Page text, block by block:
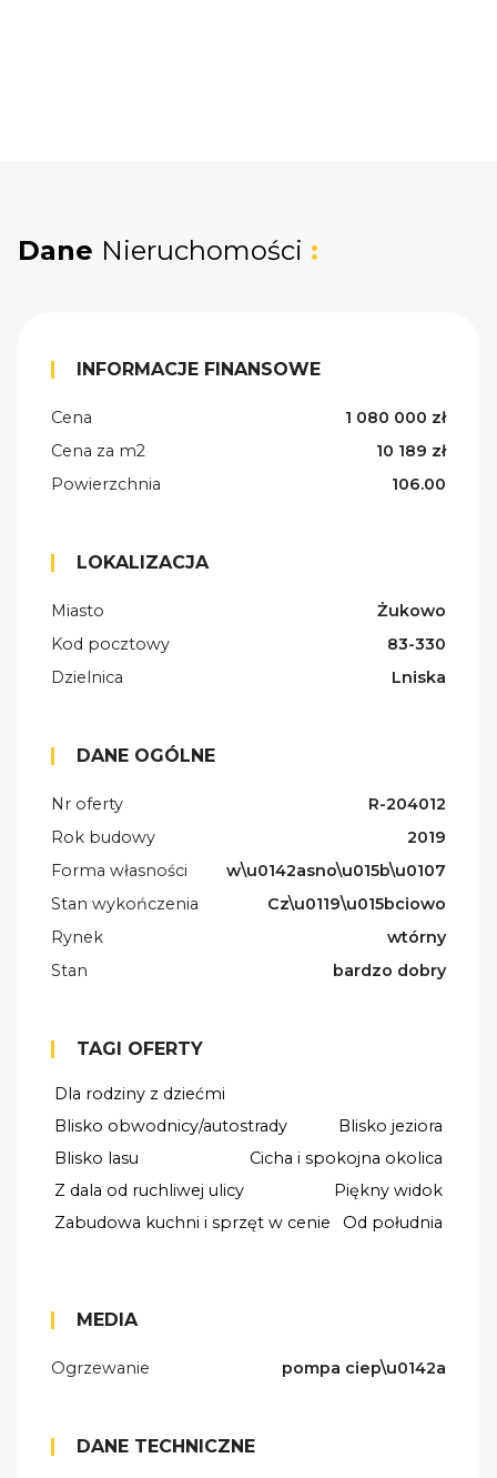
Dane Nieruchomości :
INFORMACJE FINANSOWE
Cena
1 080 000 zł
Cena za m2
10 189 zł
Powierzchnia
106.00
LOKALIZACJA
Miasto
Żukowo
Kod pocztowy
83-330
Dzielnica
Lniska
DANE OGÓLNE
Nr oferty
R-204012
Rok budowy
2019
Forma własności
w\u0142asno\u015b\u0107
Stan wykończenia
Cz\u0119\u015bciowo
Rynek
wtórny
Stan
bardzo dobry
TAGI OFERTY
Dla rodziny z dziećmi
Blisko obwodnicy/autostrady
Blisko jeziora
Blisko lasu
Cicha i spokojna okolica
Z dala od ruchliwej ulicy
Piękny widok
Zabudowa kuchni i sprzęt w cenie
Od południa
MEDIA
Ogrzewanie pompa ciep\u0142a
DANE TECHNICZNE